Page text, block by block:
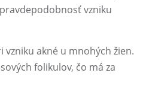
vzniku
akné u mnohých žien.
folikulov, čo má za